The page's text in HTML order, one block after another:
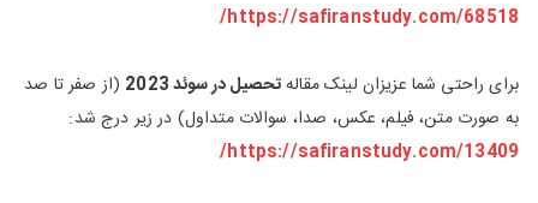
https://safiranstudy.com/68518/
برای راحتی شما عزیزان لینک مقالهتحصیل در سوئد 2023
(از صفر تا صد
به صورت متن، فیلم، عکس، صدا، سوالات متداول) در زیر درج شد:
https://safiranstudy.com/13409/